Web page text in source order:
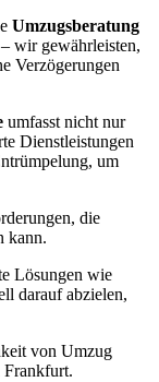
Umzugsberatung
wir gewährleisten,
Verzögerungen
umfasst nicht nur
Dienstleistungen
um
die
kann.
Lösungen wie
darauf abzielen,
von Umzug